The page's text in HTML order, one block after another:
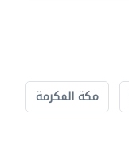
مكة المكرمة